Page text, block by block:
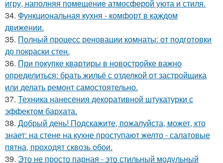
игру, наполняя помещение атмосферой уюта и стиля.
34. Функциональная кухня - комфорт в каждом
движении.
35. Полный процесс реновации комнаты: от подготовки
до покраски стен.
36. При покупке квартиры в новостройке важно
определиться: брать жильё с отделкой от застройщика
или делать ремонт самостоятельно.
37. Техника нанесения декоративной штукатурки с
эффектом бархата.
38. Добрый день! Подскажите, пожалуйста, может, кто
знает: на стене на кухне проступают желто - салатовые
пятна, проходят сквозь обои.
39. Это не просто парная - это стильный модульный